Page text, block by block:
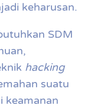
keharusan.
SDM
hacking
suatu
keamanan